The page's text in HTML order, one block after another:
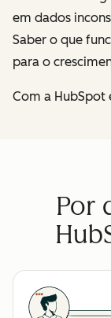
em dados
Saber o que
para o
Com a HubSpot
Por